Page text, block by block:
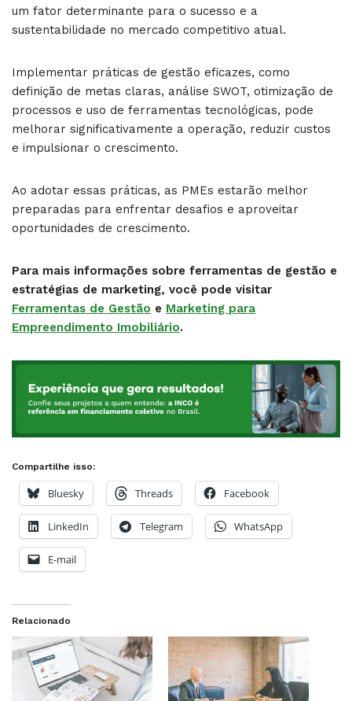
um fator determinante para o sucesso e a
sustentabilidade no mercado competitivo atual.
Implementar práticas de gestão eficazes, como
definição de metas claras, análise SWOT, otimização de
processos e uso de ferramentas tecnológicas, pode
melhorar significativamente a operação, reduzir custos
e impulsionar o crescimento.
Ao adotar essas práticas, as PMEs estarão melhor
preparadas para enfrentar desafios e aproveitar
oportunidades de crescimento.
Para mais informações sobre ferramentas de gestão e
estratégias de marketing, você pode visitar
Ferramentas de Gestão e Marketing para
Empreendimento Imobiliário.
Compartilhe isso:
Bluesky Threads Facebook
LinkedIn Telegram WhatsApp
E-mail
Relacionado